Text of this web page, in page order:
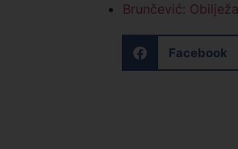
Brunčević:
Facebook